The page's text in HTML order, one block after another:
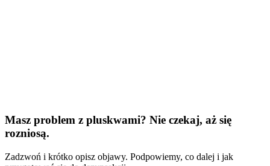
Masz problem z pluskwami? Nie czekaj, aż się
rozniosą.
Zadzwoń i krótko opisz objawy. Podpowiemy, co dalej i jak